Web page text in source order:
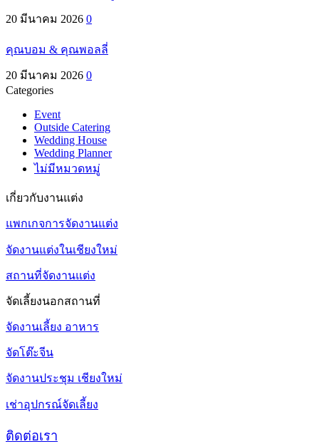
20 มีนาคม 2026 0
คุณบอม & คุณพอลลี่
20 มีนาคม 2026 0
Categories
Event
Outside Catering
Wedding House
Wedding Planner
ไม่มีหมวดหมู่
เกี่ยวกับงานแต่ง
แพกเกจการจัดงานแต่ง
จัดงานแต่งในเชียงใหม่
สถานที่จัดงานแต่ง
จัดเลี้ยงนอกสถานที่
จัดงานเลี้ยง อาหาร
จัดโต๊ะจีน
จัดงานประชุม เชียงใหม่
เช่าอุปกรณ์จัดเลี้ยง
ติดต่อเรา